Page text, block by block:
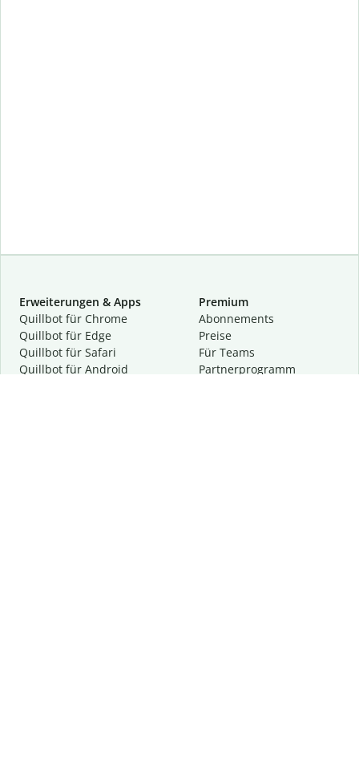
Erweiterungen & Apps
Quillbot für Chrome
Quillbot für Edge
Quillbot für Safari
Quillbot für Android
Premium
Abon­ne­ments
Preise
Für Teams
Partnerprogramm